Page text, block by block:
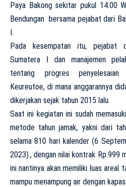
Paya Bakong sekitar pukul 14.00
Bendungan bersama pejabat dari
I.
Pada kesempatan itu, pejabat
Sumatera I dan manajemen
tentang progres penyelesaian
Keureutoe, di mana anggarannya
dikerjakan sejak tahun 2015 lalu.
Saat ini kegiatan ini sudah
metode tahun jamak, yakni dari
selama 810 hari kalender (6
2023)., dengan nilai kontrak Rp.999
ini nantinya akan memiliki luas areal
mampu menampung air dengan